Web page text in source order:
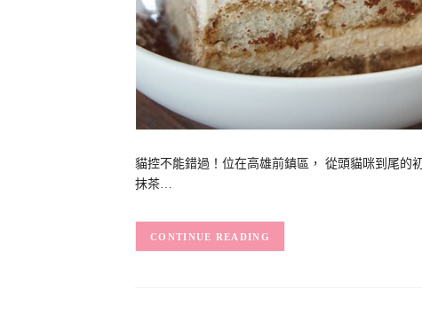
貓控不能錯過！位在高雄前鎮區， 從頭貓咪到尾的
抹茶…
CONTINUE READING